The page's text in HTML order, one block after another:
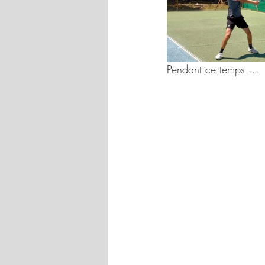
Pendant ce temps ...